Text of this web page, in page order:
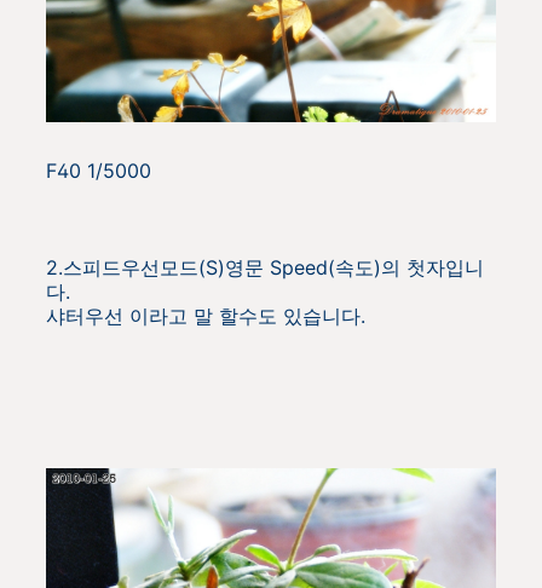
F40 1/5000
2.스피드우선모드(S)영문 Speed(속도)의 첫자입니
다.
샤터우선 이라고 말 할수도 있습니다.